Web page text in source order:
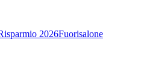
2026Fuorisalone